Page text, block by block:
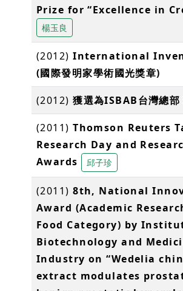
Prize for “Excellence in
楊玉良
(2012)International
(國際發明家學術國光獎章)
(2012)獲選為ISBAB台灣總部
(2011)Thomson Reuters
Research Day and
Awards
邱子珍
(2011)8th, National
Award (Academic
Food Category) by
Biotechnology and
Industry on “Wedelia
extract modulates